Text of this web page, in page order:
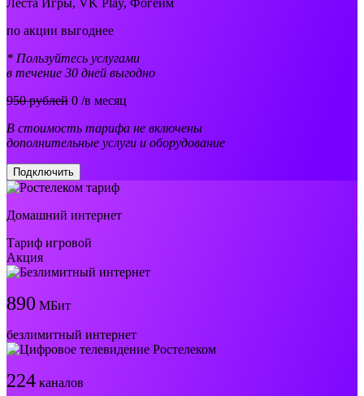
Леста Игры, VK Play, Фогейм
по акции выгоднее
* Пользуйтесь услугами
в течение 30 дней выгодно
950 рублей 0 /в месяц
В стоимость тарифа не включены
дополнительные услуги и оборудование
Подключить
Домашний интернет
Тариф игровой
Акция
890 МБит
безлимитный интернет
224 каналов